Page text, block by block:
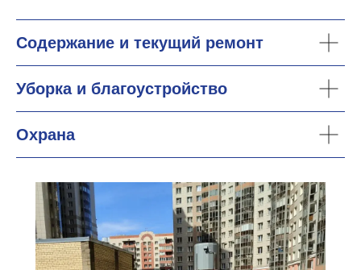
Содержание и текущий ремонт
Уборка и благоустройство
Охрана